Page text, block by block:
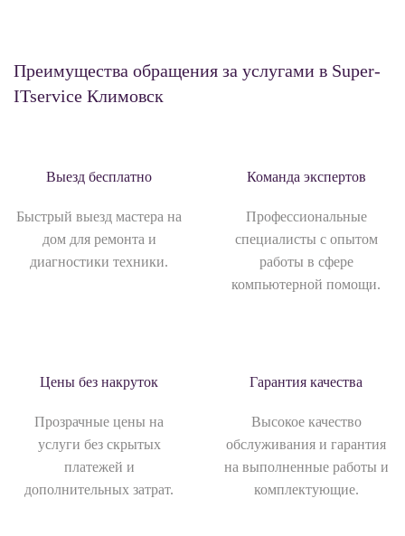
Преимущества обращения за услугами в Super-
ITservice Климовск
Выезд бесплатно
Быстрый выезд мастера на
дом для ремонта и
диагностики техники.
Команда экспертов
Профессиональные
специалисты с опытом
работы в сфере
компьютерной помощи.
Цены без накруток
Прозрачные цены на
услуги без скрытых
платежей и
дополнительных затрат.
Гарантия качества
Высокое качество
обслуживания и гарантия
на выполненные работы и
комплектующие.